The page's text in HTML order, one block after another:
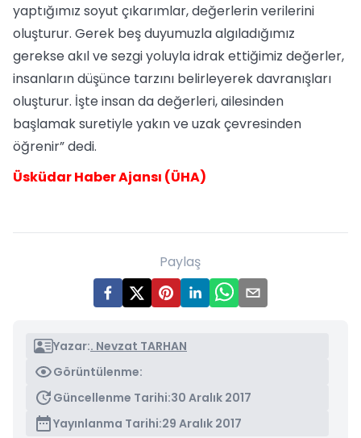
yaptığımız soyut çıkarımlar, değerlerin verilerini
oluşturur. Gerek beş duyumuzla algıladığımız
gerekse akıl ve sezgi yoluyla idrak ettiğimiz değerler,
insanların düşünce tarzını belirleyerek davranışları
oluşturur. İşte insan da değerleri, ailesinden
başlamak suretiyle yakın ve uzak çevresinden
öğrenir” dedi.
Üsküdar Haber Ajansı (ÜHA)
Paylaş
Yazar:. Nevzat TARHAN
Görüntülenme:
Güncellenme Tarihi:30 Aralık 2017
Yayınlanma Tarihi:29 Aralık 2017